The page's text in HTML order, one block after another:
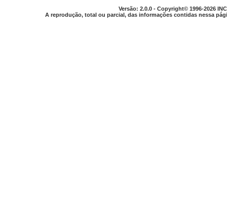
Versão: 2.0.0 - Copyright© 1996-2026
A reprodução, total ou parcial, das informações contidas nessa